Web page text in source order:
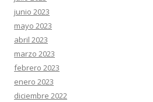
junio 2023
mayo 2023
abril 2023
marzo 2023
febrero 2023
enero 2023
diciembre 2022